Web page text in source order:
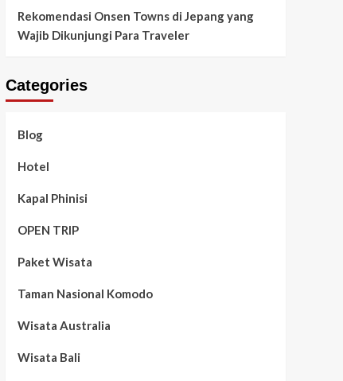
Rekomendasi Onsen Towns di Jepang yang
Wajib Dikunjungi Para Traveler
Categories
Blog
Hotel
Kapal Phinisi
OPEN TRIP
Paket Wisata
Taman Nasional Komodo
Wisata Australia
Wisata Bali